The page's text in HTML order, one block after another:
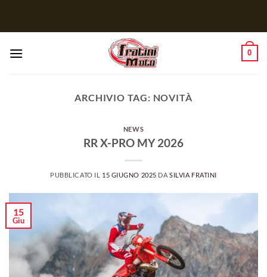
0
ARCHIVIO TAG: NOVITÀ
NEWS
RR X-PRO MY 2026
PUBBLICATO IL 15 GIUGNO 2025 DASILVIA FRATINI
15
Giu